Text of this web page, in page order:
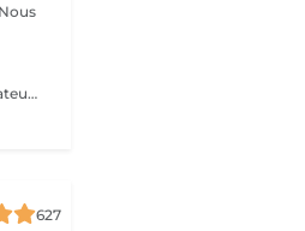
Réalisé avec une formule kératine nourrissante et un soin fixateur, il offre un effet mascara longue durée (6 à 8 semaines)
627